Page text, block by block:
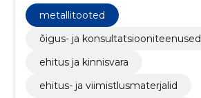
metallitooted
õigus- ja konsultatsiooniteenused
ehitus ja kinnisvara
ehitus- ja viimistlusmaterjalid